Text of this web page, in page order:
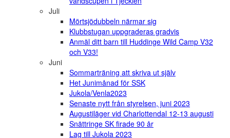
Juli
Mörtsjödubbeln närmar sig
Klubbstugan uppgraderas gradvis
Anmäl ditt barn till Huddinge Wild Camp V32
och V33!
Juni
Sommarträning att skriva ut själv
Het Junimånad för SSK
Jukola/Venla2023
Senaste nytt från styrelsen, juni 2023
Augustiläger vid Charlottendal 12-13 augusti
Snättringe SK firade 90 år
Lag till Jukola 2023